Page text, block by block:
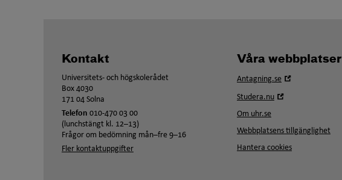
Kontakt
Universitets- och högskolerådet
Box 4030
171 04 Solna
Telefon 010-470 03 00
(lunchstängt kl. 12–13)
Frågor om bedömning mån–fre 9–16
Fler kontaktuppgifter
Våra webbplatser
Antagning.se
Studera.nu
fönster
Om uhr.se
Webbplatsens tillgänglighet
Hantera cookies